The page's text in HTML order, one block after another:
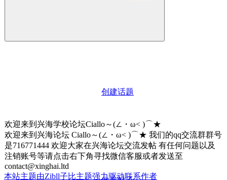
创建话题
欢迎来到兴海学校论坛Ciallo～(∠・ω< )⌒★
欢迎来到兴海论坛 Ciallo～(∠・ω< )⌒★ 我们的qq交流群群号
是716771444 欢迎大家在兴海论坛交流发帖 有任何问题以及
注销账号等请点击右下角寻找微信客服或者发送至
contact@xinghai.ltd
本站主题由Zibll子比主题强力驱动联系作者